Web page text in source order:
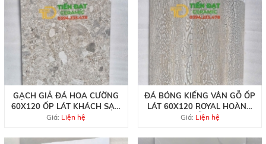
GẠCH GIẢ ĐÁ HOA CƯỜNG
60X120 ỐP LÁT KHÁCH SẠN
CAO CẤP
Giá: Liện hệ
ĐÁ BÓNG KIẾNG VÂN GỖ ỐP
LÁT 60X120 ROYAL HOÀNG
GIA MẪU MỚI
Giá: Liện hệ